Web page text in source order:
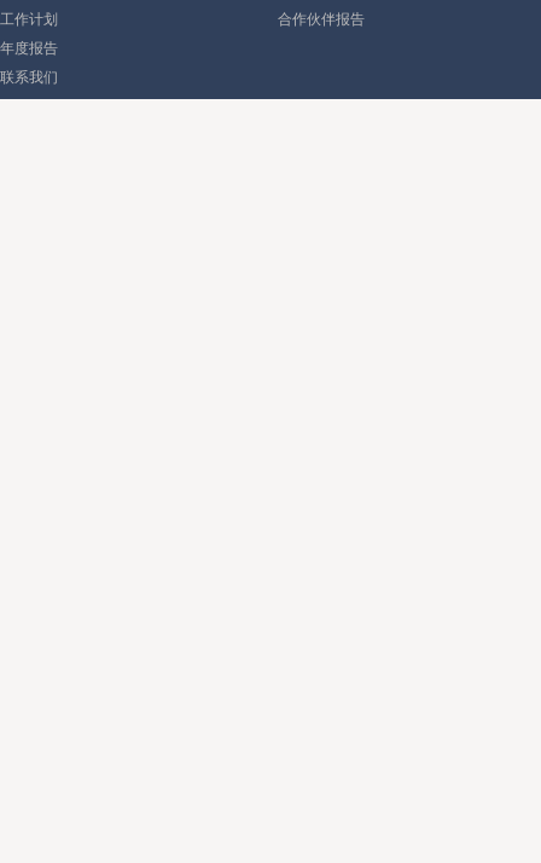
工作计划
年度报告
联系我们
合作伙伴报告